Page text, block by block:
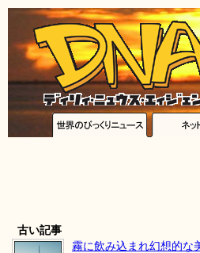
古い記事
霧に飲み込まれ幻想的な